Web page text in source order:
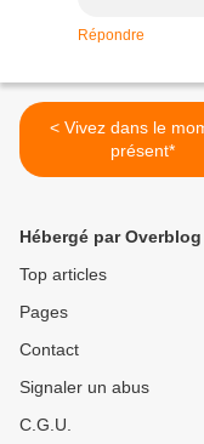
Répondre
< Vivez dans le moment
présent*
Hébergé par Overblog
Top articles
Pages
Contact
Signaler un abus
C.G.U.